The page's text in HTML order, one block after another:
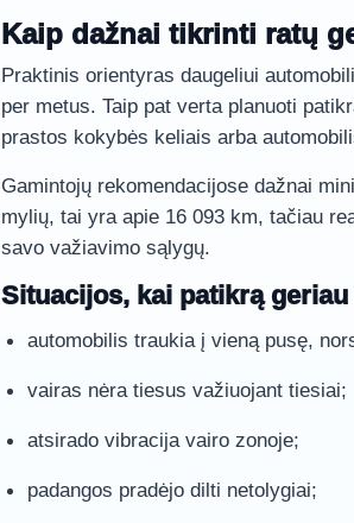
Kaip dažnai tikrinti ratų
Praktinis orientyras daugeliui
per metus. Taip pat verta planuoti
prastos kokybės keliais arba
Gamintojų rekomendacijose dažnai
mylių, tai yra apie 16 093 km, tačiau
savo važiavimo sąlygų.
Situacijos, kai patikrą
automobilis traukia į vieną pusę,
vairas nėra tiesus važiuojant tiesiai;
atsirado vibracija vairo zonoje;
padangos pradėjo dilti netolygiai;